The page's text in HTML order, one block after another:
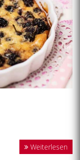
Weiterlesen